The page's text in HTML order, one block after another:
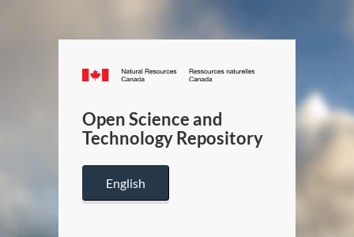
Canada.ca
/
Canada
Open Science and
Technology Repository
English